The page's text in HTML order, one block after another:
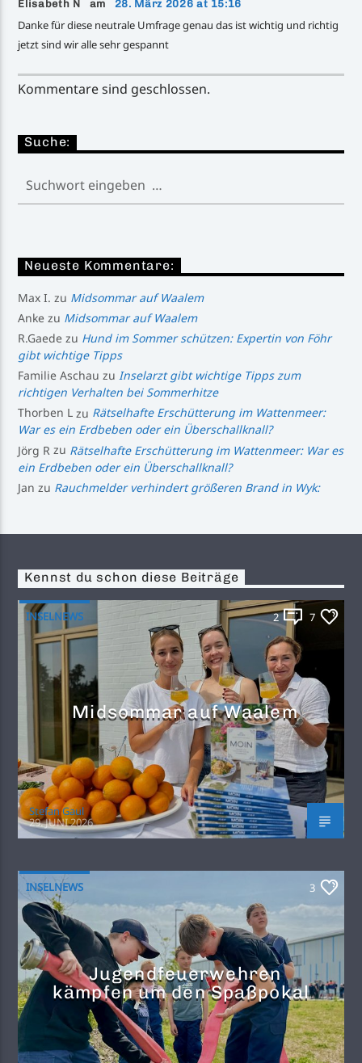
Elisabeth N am 28. März 2026 at 15:16
Danke für diese neutrale Umfrage genau das ist wichtig und richtig
jetzt sind wir alle sehr gespannt
Kommentare sind geschlossen.
Suche:
Neueste Kommentare:
Max I. zu Midsommar auf Waalem
Anke zu Midsommar auf Waalem
R.Gaede zu Hund im Sommer schützen: Expertin von Föhr
gibt wichtige Tipps
Familie Aschau zuInselarzt gibt wichtige Tipps zum
richtigen Verhalten bei Sommerhitze
Thorben L zu Rätselhafte Erschütterung im Wattenmeer:
War es ein Erdbeben oder ein Überschallknall?
Jörg R zu Rätselhafte Erschütterung im Wattenmeer: War es
ein Erdbeben oder ein Überschallknall?
Jan zu Rauchmelder verhindert größeren Brand in Wyk:
Kennst du schon diese Beiträge
INSELNEWS 2 7
Midsommar auf Waalem
Stefan Gaul
29. JUNI 2026
INSELNEWS 3
Jugendfeuerwehren
kämpfen um den Spaßpokal